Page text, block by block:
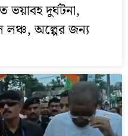
ভয়াবহ দুর্ঘটনা,
লঞ্চ, অল্পের জন্য